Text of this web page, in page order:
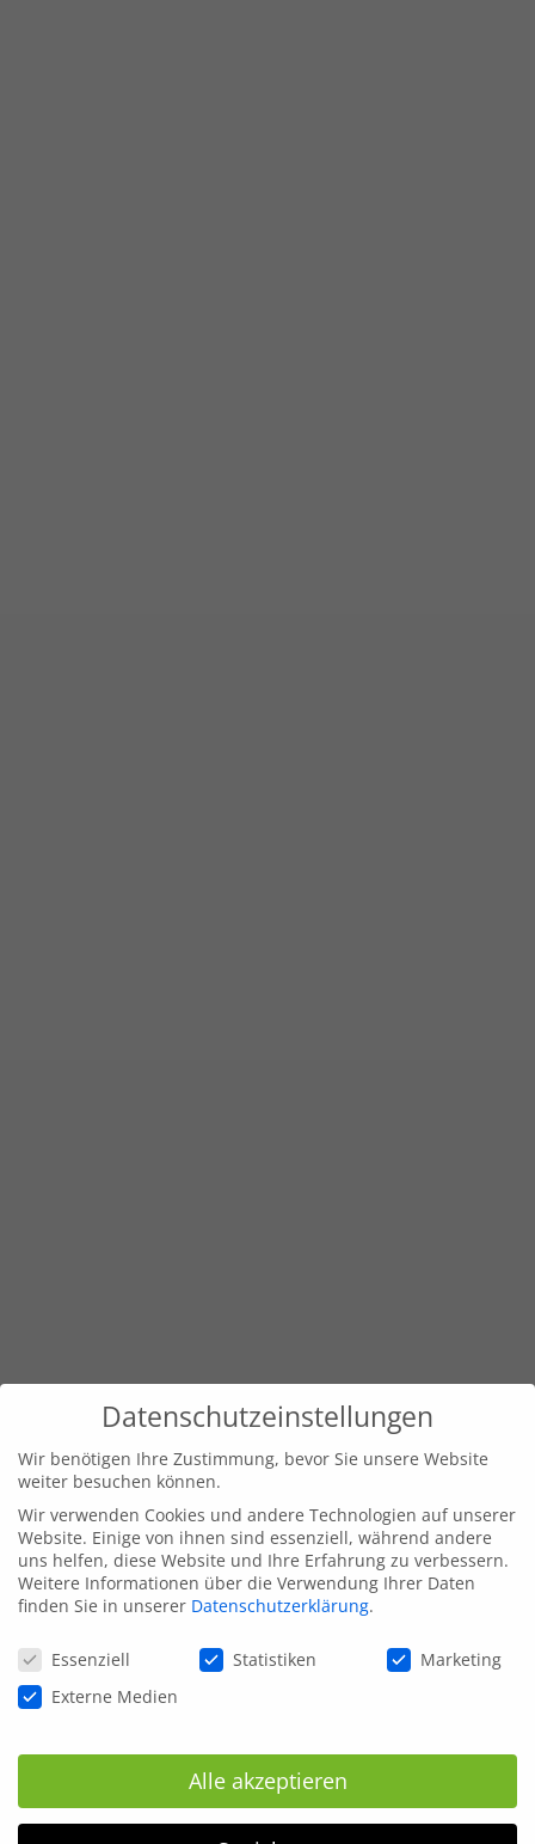
Datenschutzeinstellungen
Wir benötigen Ihre Zustimmung, bevor Sie unsere Website
weiter besuchen können.
Wir verwenden Cookies und andere Technologien auf unserer
Website. Einige von ihnen sind essenziell, während andere
uns helfen, diese Website und Ihre Erfahrung zu verbessern.
Weitere Informationen über die Verwendung Ihrer Daten
finden Sie in unserer Datenschutzerklärung.
Essenziell Statistiken
Marketing
Externe Medien
Alle akzeptieren